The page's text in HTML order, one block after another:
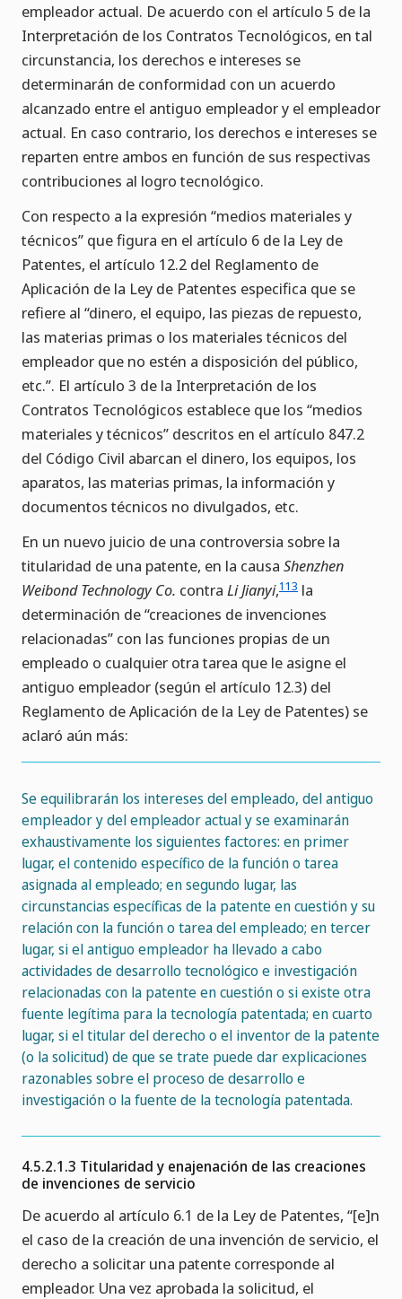
empleador actual. De acuerdo con el artículo 5 de la
Interpretación de los Contratos Tecnológicos, en tal
circunstancia, los derechos e intereses se
determinarán de conformidad con un acuerdo
alcanzado entre el antiguo empleador y el empleador
actual. En caso contrario, los derechos e intereses se
reparten entre ambos en función de sus respectivas
contribuciones al logro tecnológico.
Con respecto a la expresión “medios materiales y
técnicos” que figura en el artículo 6 de la Ley de
Patentes, el artículo 12.2 del Reglamento de
Aplicación de la Ley de Patentes especifica que se
refiere al “dinero, el equipo, las piezas de repuesto,
las materias primas o los materiales técnicos del
empleador que no estén a disposición del público,
etc.”. El artículo 3 de la Interpretación de los
Contratos Tecnológicos establece que los “medios
materiales y técnicos” descritos en el artículo 847.2
del Código Civil abarcan el dinero, los equipos, los
aparatos, las materias primas, la información y
documentos técnicos no divulgados, etc.
En un nuevo juicio de una controversia sobre la
titularidad de una patente, en la causa Shenzhen
Weibond Technology Co. contra Li Jianyi,113 la
determinación de “creaciones de invenciones
relacionadas” con las funciones propias de un
empleado o cualquier otra tarea que le asigne el
antiguo empleador (según el artículo 12.3) del
Reglamento de Aplicación de la Ley de Patentes) se
aclaró aún más:
Se equilibrarán los intereses del empleado, del antiguo
empleador y del empleador actual y se examinarán
exhaustivamente los siguientes factores: en primer
lugar, el contenido específico de la función o tarea
asignada al empleado; en segundo lugar, las
circunstancias específicas de la patente en cuestión y su
relación con la función o tarea del empleado; en tercer
lugar, si el antiguo empleador ha llevado a cabo
actividades de desarrollo tecnológico e investigación
relacionadas con la patente en cuestión o si existe otra
fuente legítima para la tecnología patentada; en cuarto
lugar, si el titular del derecho o el inventor de la patente
(o la solicitud) de que se trate puede dar explicaciones
razonables sobre el proceso de desarrollo e
investigación o la fuente de la tecnología patentada.
4.5.2.1.3 Titularidad y enajenación de las creaciones
de invenciones de servicio
De acuerdo al artículo 6.1 de la Ley de Patentes, “[e]n
el caso de la creación de una invención de servicio, el
derecho a solicitar una patente corresponde al
empleador. Una vez aprobada la solicitud, el